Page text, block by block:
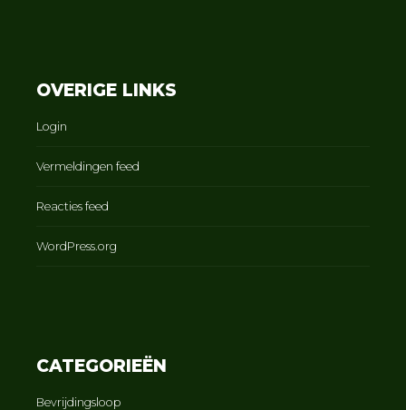
OVERIGE LINKS
Login
Vermeldingen feed
Reacties feed
WordPress.org
CATEGORIEËN
Bevrijdingsloop